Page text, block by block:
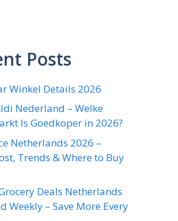
Posts
Winkel Details 2026
Nederland – Welke
Is Goedkoper in 2026?
Netherlands 2026 –
Trends & Where to Buy
Deals Netherlands
Weekly – Save More Every